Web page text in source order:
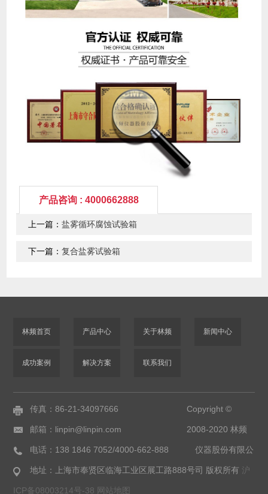
产品咨询 : 4000662888
上一篇：盐雾循环腐蚀试验箱
下一篇：复合盐雾试验箱
林频首页 产品中心 关于林频 新闻中心
成功案例 解决方案 联系我们
传真：86-21-34097666
邮箱：linpin@linpin.com
电话：138 1846 7052/4000-662-888
地址：上海市奉贤区临海工业区展工路888号
Copyright ©
2008-2020 林频
仪器股份有限公
司 版权所有 沪
ICP备08003214号-38 网站地图